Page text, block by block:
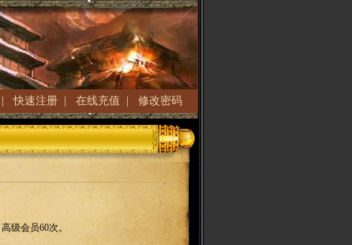
|快速注册| 在线充值 修改密码
高级会员60次。